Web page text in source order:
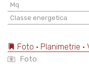
Mq
Classe energetica
Foto • Planimetrie •
Foto